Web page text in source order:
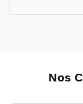
Nos